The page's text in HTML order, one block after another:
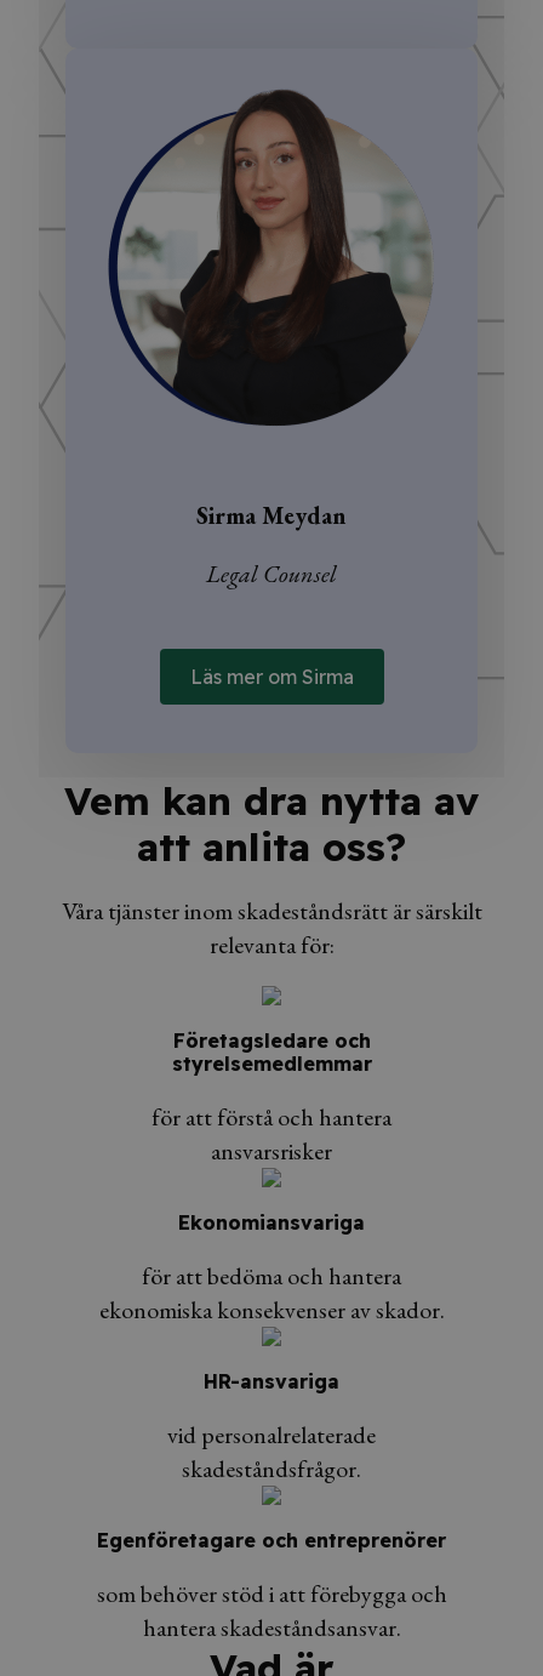
Sirma Meydan
Legal Counsel
Läs mer om Sirma
Vem kan dra nytta av
att anlita oss?
Våra tjänster inom skadeståndsrätt är särskilt
relevanta för:
Företagsledare och
styrelsemedlemmar
för att förstå och hantera
ansvarsrisker
Ekonomiansvariga
för att bedöma och hantera
ekonomiska konsekvenser av skador.
HR-ansvariga
vid personalrelaterade
skadeståndsfrågor.
Egenföretagare och entreprenörer
som behöver stöd i att förebygga och
hantera skadeståndsansvar.